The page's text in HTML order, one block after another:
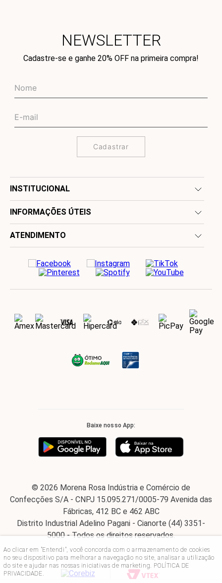
Ao clicar em "Entendi", você concorda com o armazenamento de cookies
no seu dispositivo para melhorar a navegação no site, analisar a utilização
do site e ajudar nas nossas iniciativas de marketing. POLÍTICA DE
PRIVACIDADE.
NEWSLETTER
Cadastre-se e ganhe 20% OFF na primeira compra!
Cadastrar
INSTITUCIONAL
INFORMAÇÕES ÚTEIS
ATENDIMENTO
Baixe nosso App:
© 2026 Morena Rosa Indústria e Comércio de
Confecções S/A - CNPJ 15.095.271/0005-79 Avenida das
Fábricas, 412 BC e 462 ABC
Distrito Industrial Adelino Pagani - Cianorte (44) 3351-
5000 - Todos os direitos reservados.